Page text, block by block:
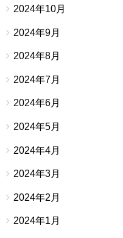
2024年10月
2024年9月
2024年8月
2024年7月
2024年6月
2024年5月
2024年4月
2024年3月
2024年2月
2024年1月